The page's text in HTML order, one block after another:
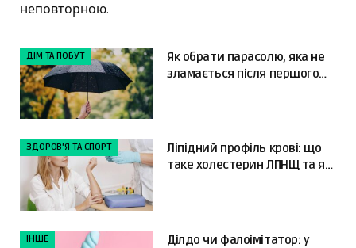
неповторною.
ДІМ ТА ПОБУТ
Як обрати парасолю, яка не
зламається після першого
ЗДОРОВ'Я ТА СПОРТ
Ліпідний профіль крові: що
таке холестерин ЛПНЩ та як
ІНШЕ
Ділдо чи фалоімітатор: у